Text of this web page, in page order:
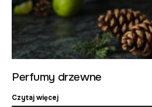
Perfumy drzewne
Czytaj więcej